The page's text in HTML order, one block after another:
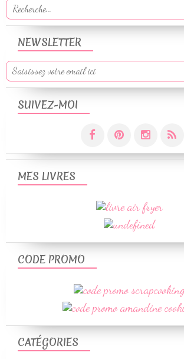
NEWSLETTER
SUIVEZ-MOI
CATÉGORIES
MES LIVRES
CODE PROMO